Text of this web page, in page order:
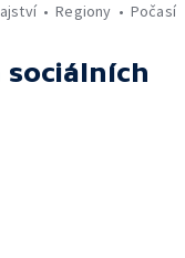
Regiony Počasí
sociálních